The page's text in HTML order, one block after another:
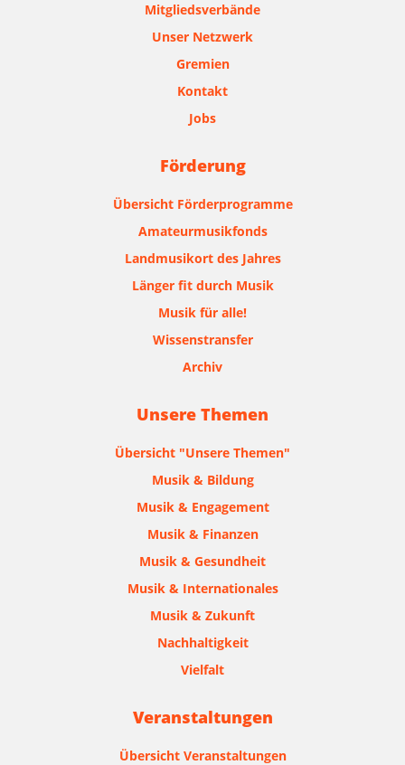
Mitgliedsverbände
Unser Netzwerk
Gremien
Kontakt
Jobs
Förderung
Übersicht Förderprogramme
Amateurmusikfonds
Landmusikort des Jahres
Länger fit durch Musik
Musik für alle!
Wissenstransfer
Archiv
Unsere Themen
Übersicht "Unsere Themen"
Musik & Bildung
Musik & Engagement
Musik & Finanzen
Musik & Gesundheit
Musik & Internationales
Musik & Zukunft
Nachhaltigkeit
Vielfalt
Veranstaltungen
Übersicht Veranstaltungen